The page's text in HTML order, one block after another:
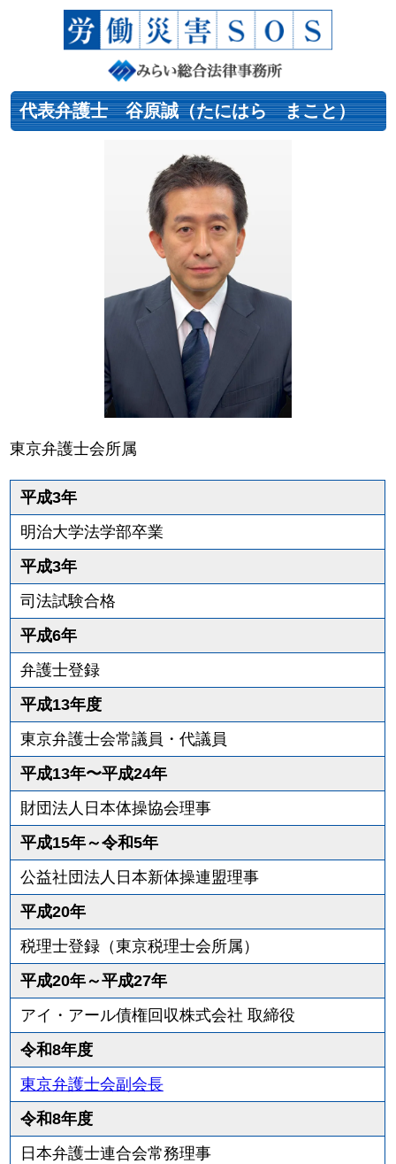
代表弁護士 谷原誠（たにはら まこと）
東京弁護士会所属
平成3年
明治大学法学部卒業
平成3年
司法試験合格
平成6年
弁護士登録
平成13年度
東京弁護士会常議員・代議員
平成13年〜平成24年
財団法人日本体操協会理事
平成15年～令和5年
公益社団法人日本新体操連盟理事
平成20年
税理士登録（東京税理士会所属）
平成20年～平成27年
アイ・アール債権回収株式会社 取締役
令和8年度
東京弁護士会副会長
令和8年度
日本弁護士連合会常務理事